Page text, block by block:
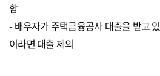
함
- 배우자가 주택금융공사 대출을 받고
이라면 대출 제외